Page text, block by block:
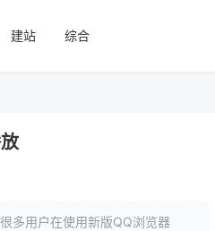
建站 综合
多用户在使用新版QQ浏览器